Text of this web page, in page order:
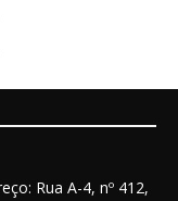
Rua A-4, nº 412,